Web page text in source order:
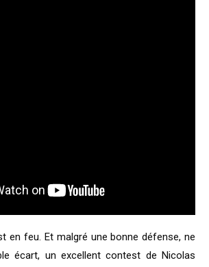
en feu. Et malgré une bonne défense, ne
écart, un excellent contest de Nicolas